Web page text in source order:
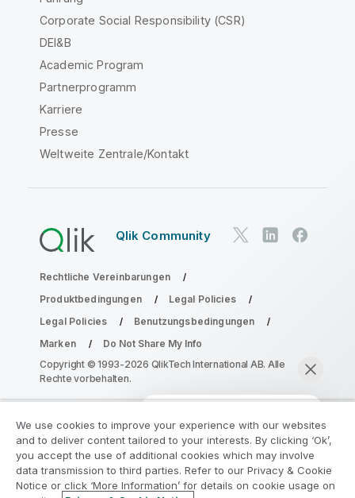
Corporate Social Responsibility (CSR)
DEI&B
Academic Program
Partnerprogramm
Karriere
Presse
Weltweite Zentrale/Kontakt
Qlik Community
Rechtliche Vereinbarungen
Produktbedingungen
Legal Policies
Legal Policies
Benutzungsbedingungen
Marken
Do Not Share My Info
Copyright © 1993-2026 QlikTech International AB. Alle
Rechte vorbehalten.
Nehmen Sie am Analyse-
Modernisierungsprogramm teil
Modernisieren Sie mit dem Analyse-
We use cookies to improve your experience with our websites
and to deliver content tailored to your interests. By clicking ‘Ok’,
you accept the use of additional cookies which may involve
data transmission to third parties. Refer to our Privacy & Cookie
Notice or click ‘More Information’ for details on cookie usage on